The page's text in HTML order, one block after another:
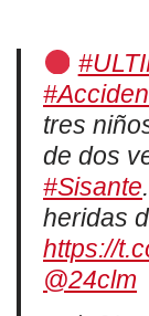
tres
de dos
#Sisante
heridas
https://
@24clm